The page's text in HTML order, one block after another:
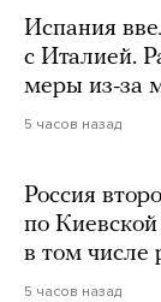
Испания
с Италией.
меры из-за
5 часов назад
Россия
по Киевской
в том числе
5 часов назад